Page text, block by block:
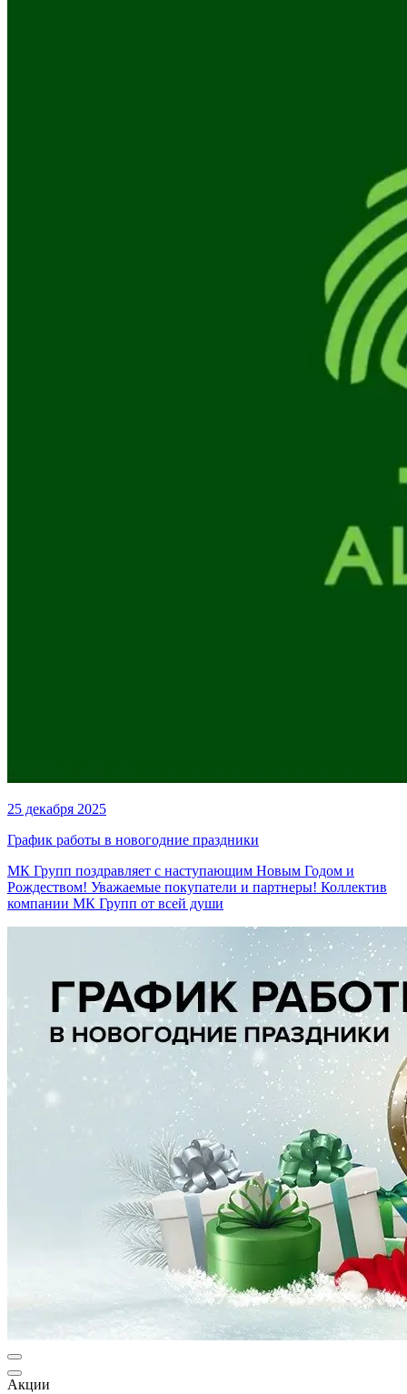
25 декабря 2025
График работы в новогодние праздники
МК Групп поздравляет с наступающим Новым Годом и
Рождеством! Уважаемые покупатели и партнеры! Коллектив
компании МК Групп от всей души
Акции